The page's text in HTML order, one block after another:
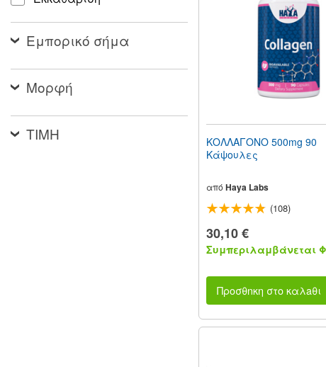
people
with
visual
disabilities
are
using
Press
Εμπορικό σήμα
Μορφή
ΤΙΜΗ
ΚΟΛΛΑΓΟΝΟ 500mg 90
Κάψουλες
από Haya Labs
(108)
30,10 €
Συμπεριλαμβάνεται
Προσθnκη στο καλaθι